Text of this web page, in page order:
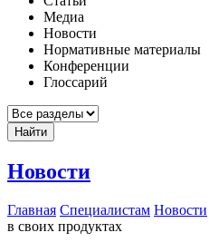
Медиа
Новости
Нормативные материалы
Конференции
Глоссарий
Найти
Новости
Главная Специалистам Новости
в своих продуктах